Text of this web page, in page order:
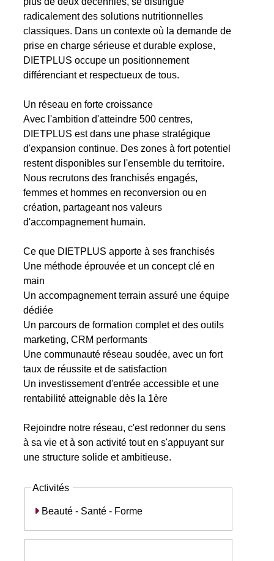
radicalement des solutions nutritionnelles
classiques. Dans un contexte où la demande de
prise en charge sérieuse et durable explose,
DIETPLUS occupe un positionnement
différenciant et respectueux de tous.
Un réseau en forte croissance
Avec l'ambition d'atteindre 500 centres,
DIETPLUS est dans une phase stratégique
d'expansion continue. Des zones à fort potentiel
restent disponibles sur l'ensemble du territoire.
Nous recrutons des franchisés engagés,
femmes et hommes en reconversion ou en
création, partageant nos valeurs
d'accompagnement humain.
Ce que DIETPLUS apporte à ses franchisés
Une méthode éprouvée et un concept clé en
main
Un accompagnement terrain assuré une équipe
dédiée
Un parcours de formation complet et des outils
marketing, CRM performants
Une communauté réseau soudée, avec un fort
taux de réussite et de satisfaction
Un investissement d'entrée accessible et une
rentabilité atteignable dès la 1ère
Rejoindre notre réseau, c'est redonner du sens
à sa vie et à son activité tout en s'appuyant sur
une structure solide et ambitieuse.
Activités
Beauté - Santé - Forme